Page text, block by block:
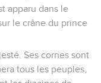
apparu dans le
le crâne du prince
Ses cornes sont
tous les peuples,